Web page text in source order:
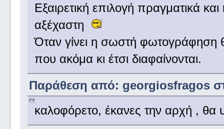
Εξαιρετική επιλογή πραγματικά
αξέχαστη
Όταν γίνει η σωστή φωτογράφηση
που ακόμα κι έτσι διαφαίνονται.
Παράθεση από: georgiosfragos
καλοφόρετο, έκανες την αρχή , θα